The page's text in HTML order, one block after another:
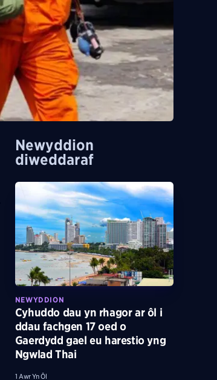
Newyddion
diweddaraf
NEWYDDION
Cyhuddo dau yn rhagor ar ôl i
ddau fachgen 17 oed o
Gaerdydd gael eu harestio yng
Ngwlad Thai
1 Awr Yn Ôl